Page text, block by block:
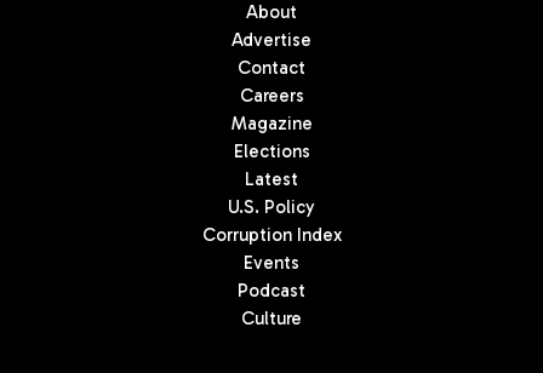
About
Advertise
Contact
Careers
Magazine
Elections
Latest
U.S. Policy
Corruption Index
Events
Podcast
Culture